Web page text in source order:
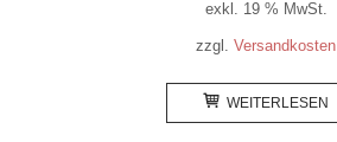
exkl. 19 % MwSt.
zzgl. Versandkosten
WEITERLESEN